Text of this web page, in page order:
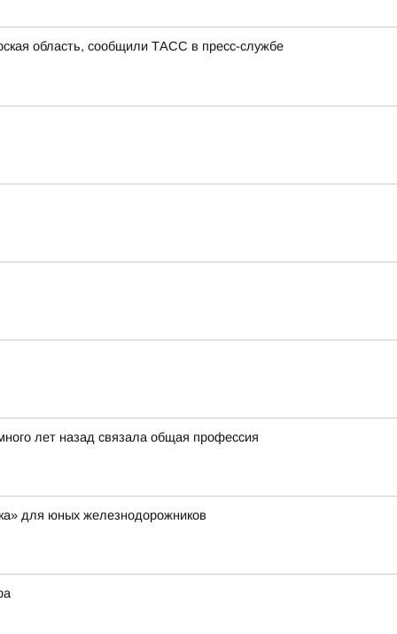
область, сообщили ТАСС в пресс-службе
лет назад связала общая профессия
для юных железнодорожников